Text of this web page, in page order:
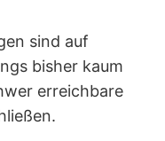
sind auf
bisher kaum
erreichbare